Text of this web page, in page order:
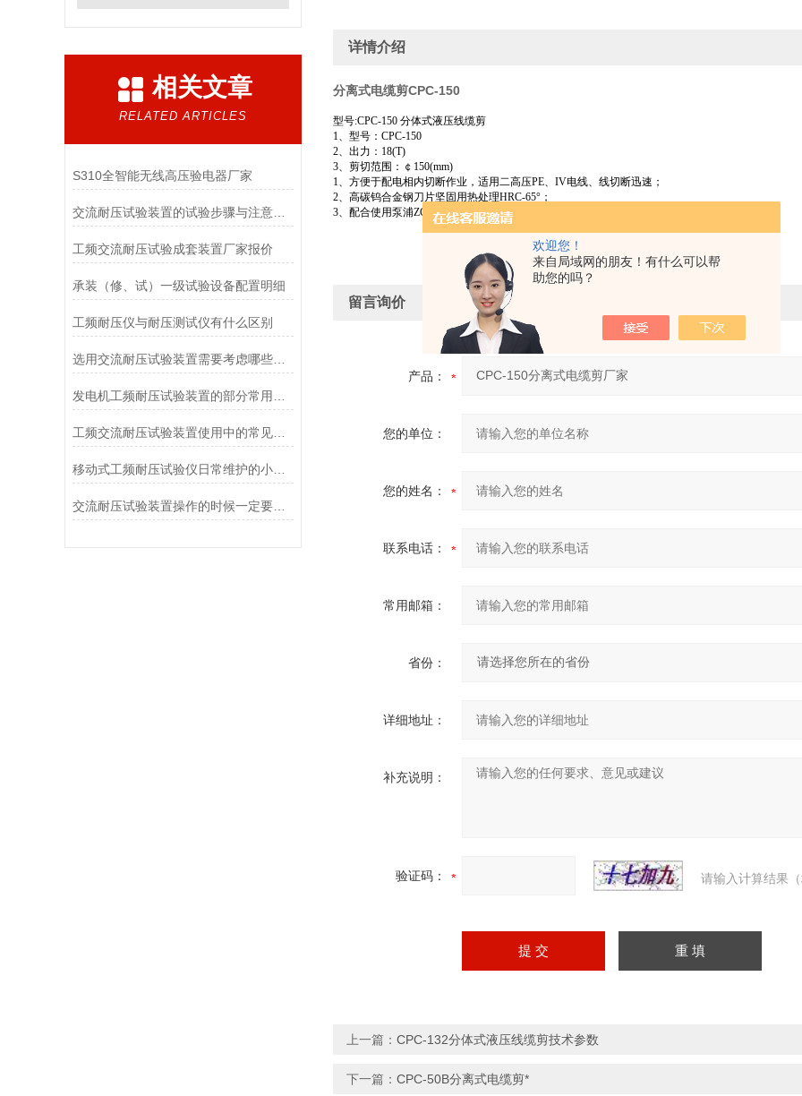
欢迎您！
来自局域网的朋友！有什么可以帮
助您的吗？
相关文章
RELATED ARTICLES
S310全智能无线高压验电器厂家
交流耐压试验装置的试验步骤与注意事项
工频交流耐压试验成套装置厂家报价
承装（修、试）一级试验设备配置明细
工频耐压仪与耐压测试仪有什么区别
选用交流耐压试验装置需要考虑哪些问题
工频交流耐压试验装置使用中的常见问题与应对措施
移动式工频耐压试验仪日常维护的小秘诀
交流耐压试验装置操作的时候一定要注意的要点
详情介绍
分离式电缆剪CPC-150
型号:CPC-150 分体式液压线缆剪
1、型号：CPC-150
2、出力：18(T)
3、剪切范围：￠150(mm)
1、方便于配电相内切断作业，适用二高压PE、IV电线、线切断迅速；
2、高碳钨合金钢刀片坚固用热处理HRC-65°；
3、配合使用泵浦ZCB6-5-A/CP-700-2A系列。
留言询价
产品：
您的单位：
您的姓名：
联系电话：
常用邮箱：
省份：
详细地址：
补充说明：
验证码： 请输入计算结果
上一篇： CPC-132分体式液压线缆剪技术参数
下一篇： CPC-50B分离式电缆剪*